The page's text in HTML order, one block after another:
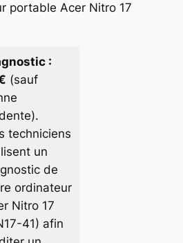
portable Acer Nitro 17
:
(sauf
techniciens
un
de
ordinateur
Nitro 17
41) afin